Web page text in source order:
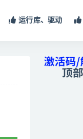
运行库、驱动